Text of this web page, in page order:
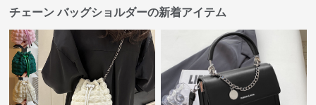
チェーン バッグショルダーの新着アイテム